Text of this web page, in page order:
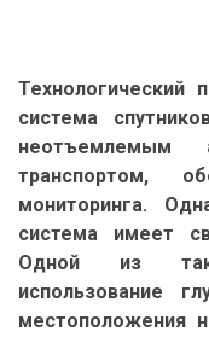
Технологический
система
неотъемлемым
транспортом,
мониторинга.
система имеет
Одной из
использование
местоположения